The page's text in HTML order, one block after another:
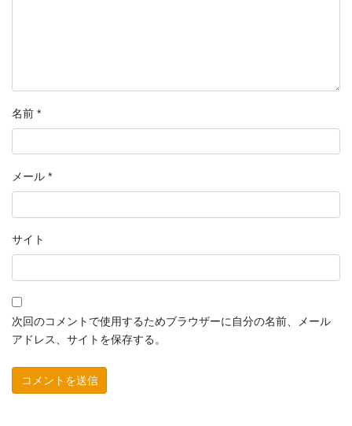
名前 *
メール *
サイト
次回のコメントで使用するためブラウザーに自分の名前、メール
アドレス、サイトを保存する。